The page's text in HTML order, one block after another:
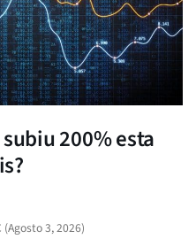
200% esta
(Agosto 3, 2026)